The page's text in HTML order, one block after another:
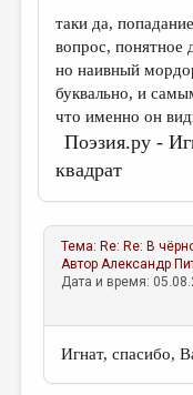
таки да,
вопрос, понятное
но наивный
буквально, и
что именно он
Поэзия.ру -
квадрат
Тема: Re: Re: В
АвторАлександр
Дата и время:
Игнат, спасибо,